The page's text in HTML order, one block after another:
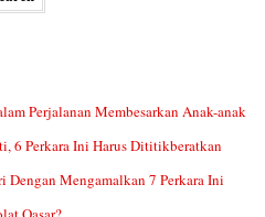
Perjalanan Membesarkan Anak-anak
6 Perkara Ini Harus Dititikberatkan
Mengamalkan 7 Perkara Ini